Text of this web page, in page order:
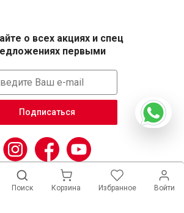
о всех акциях и спец
первыми
Подписаться
Поиск Корзина Избранное Войти